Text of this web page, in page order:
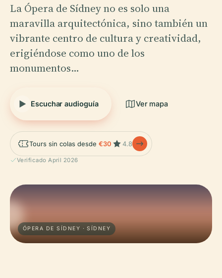
La Ópera de Sídney no es solo una
maravilla arquitectónica, sino también un
vibrante centro de cultura y creatividad,
erigiéndose como uno de los
monumentos…
Escuchar audioguía Ver mapa
Tours sin colas desde €30 4.8
Verificado April 2026
ÓPERA DE SÍDNEY · SÍDNEY